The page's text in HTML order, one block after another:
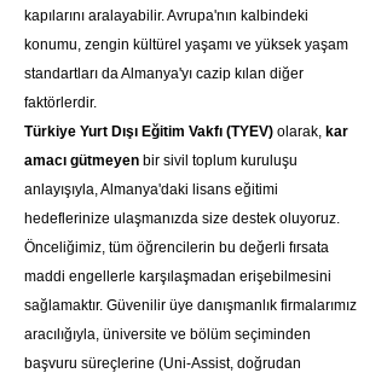
kapılarını aralayabilir. Avrupa'nın kalbindeki
konumu, zengin kültürel yaşamı ve yüksek yaşam
standartları da Almanya'yı cazip kılan diğer
faktörlerdir.
Türkiye Yurt Dışı Eğitim Vakfı (TYEV) olarak, kar
amacı gütmeyen bir sivil toplum kuruluşu
anlayışıyla, Almanya'daki lisans eğitimi
hedeflerinize ulaşmanızda size destek oluyoruz.
Önceliğimiz, tüm öğrencilerin bu değerli fırsata
maddi engellerle karşılaşmadan erişebilmesini
sağlamaktır. Güvenilir üye danışmanlık firmalarımız
aracılığıyla, üniversite ve bölüm seçiminden
başvuru süreçlerine (Uni-Assist, doğrudan